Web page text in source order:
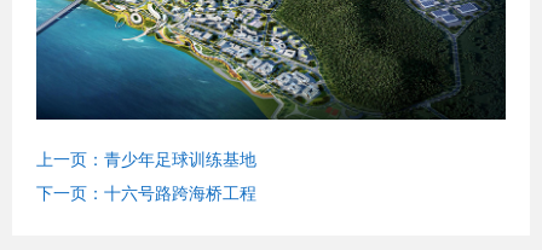
上一页：青少年足球训练基地
下一页：十六号路跨海桥工程